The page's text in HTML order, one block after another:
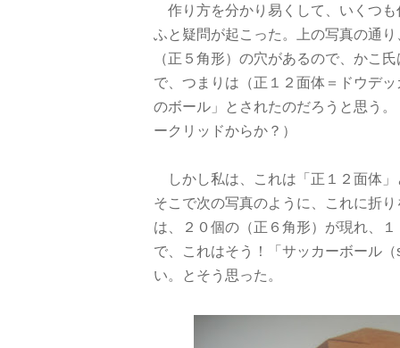
作り方を分かり易くして、いくつ
ふと疑問が起こった。上の写真の通
（正５角形）の穴があるので、かこ
で、つまりは（正１２面体＝ドウデ
のボール」とされたのだろうと思う
ークリッドからか？）
しかし私は、これは「正１２面体
そこで次の写真のように、これに折
は、２０個の（正６角形）が現れ、
で、これはそう！「サッカーボール
い。とそう思った。